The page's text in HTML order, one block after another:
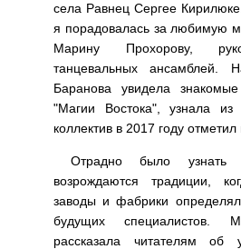
села Равнец Сергее
я порадовалась за любимую
Марину Прохорову,
танцевальных ансамблей.
Баранова увидела
"Магии Востока", узнала
коллектив в 2017 году
Отрадно было узнать
возрождаются традиции,
заводы и фабрики
будущих специалистов.
рассказала читателям об